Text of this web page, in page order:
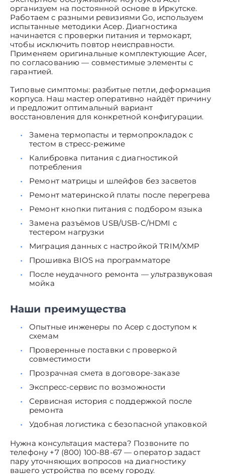
организуем на постоянной основе в Иркутске.
Работаем с разными ревизиями Go, используем
испытанные методики Асер. Диагностика
начинается с проверки питания и термокарт,
чтобы исключить повтор неисправности.
Применяем оригинальные комплектующие Acer,
по согласованию — совместимые элементы с
гарантией.
Типовые симптомы: разбитые петли, деформация
корпуса. Наш мастер оперативно найдёт причину
и предложит оптимальный вариант
восстановления для конкретной конфигурации.
Замена термопасты и термопрокладок с
тестом в стресс-режиме
Калибровка питания с диагностикой
потребления
Ремонт матрицы и шлейфов без засветов
Ремонт материнской платы после перегрева
Ремонт кнопки питания с подбором языка
Замена разъёмов USB/USB-C/HDMI с
тестером нагрузки
Миграция данных с настройкой TRIM/XMP
Прошивка BIOS на программаторе
После неудачного ремонта — ультразвуковая
мойка
Наши преимущества
Опытные инженеры по Асер с доступом к
схемам
Проверенные поставки с проверкой
совместимости
Прозрачная смета в договоре-заказе
Экспресс-сервис по возможности
Сервисная история с поддержкой после
ремонта
Удобная логистика с безопасной упаковкой
Нужна консультация мастера? Позвоните по
телефону +7 (800) 100-88-67 — оператор задаст
пару уточняющих вопросов на диагностику
вашего устройства по всему городу.